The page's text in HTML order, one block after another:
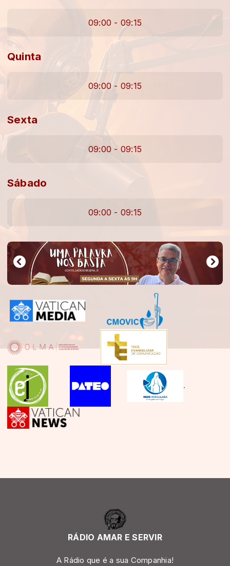
09:00 - 09:15
Quinta
09:00 - 09:15
Sexta
09:00 - 09:15
Sábado
09:00 - 09:15
.
RÁDIO AMAR E SERVIR
A Rádio que é a sua Companhia!